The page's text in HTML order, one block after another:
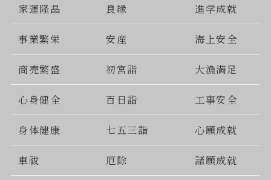
家運隆晶 良縁 進学成就
事業繁栄 安産 海上安全
商売繁盛 初宮詣 大漁満足
心身健全 百日詣 工事安全
身体健康 七五三詣 心願成就
車祓 厄除 諸願成就